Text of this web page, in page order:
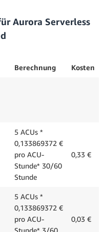
Aurora Serverless
Berechnung Kosten
5 ACUs *
0,133869372 €
pro ACU-
Stunde* 30/60
Stunde
0,33 €
5 ACUs *
0,133869372 €
pro ACU-
Stunde* 3/60
0,03 €